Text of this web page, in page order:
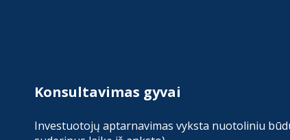
Konsultavimas gyvai
Investuotojų aptarnavimas vyksta nuotoliniu